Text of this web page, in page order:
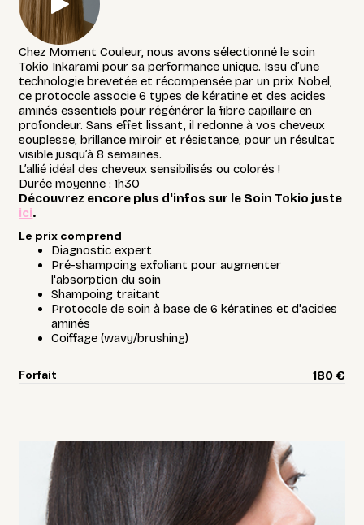
Chez Moment Couleur, nous avons sélectionné le soin
Tokio Inkarami pour sa performance unique. Issu d’une
technologie brevetée et récompensée par un prix Nobel,
ce protocole associe 6 types de kératine et des acides
aminés essentiels pour régénérer la fibre capillaire en
profondeur. Sans effet lissant, il redonne à vos cheveux
souplesse, brillance miroir et résistance, pour un résultat
visible jusqu’à 8 semaines.
L’allié idéal des cheveux sensibilisés ou colorés !
Durée moyenne : 1h30
Découvrez encore plus d'infos sur le Soin Tokio juste
ici.
Le prix comprend
Diagnostic expert
Pré-shampoing exfoliant pour augmenter
l'absorption du soin
Shampoing traitant
Protocole de soin à base de 6 kératines et d'acides
aminés
Coiffage (wavy/brushing)
Forfait 180 €